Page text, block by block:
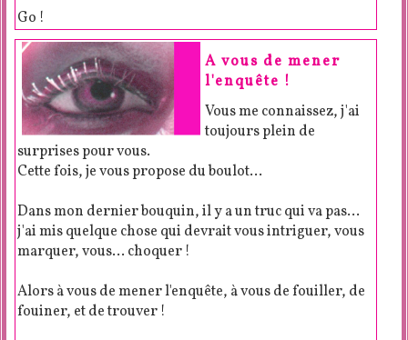
Go !
A vous de mener
l'enquête !
Vous me connaissez, j'ai
toujours plein de
surprises pour vous.
Cette fois, je vous propose du boulot…
Dans mon dernier bouquin, il y a un truc qui va pas…
j'ai mis quelque chose qui devrait vous intriguer, vous
marquer, vous… choquer !
Alors à vous de mener l'enquête, à vous de fouiller, de
fouiner, et de trouver !